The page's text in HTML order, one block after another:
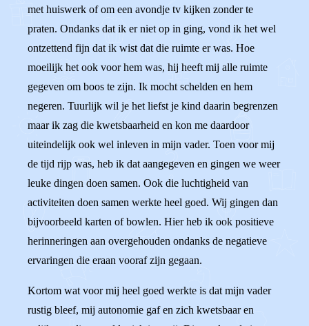
met huiswerk of om een avondje tv kijken zonder te
praten. Ondanks dat ik er niet op in ging, vond ik het wel
ontzettend fijn dat ik wist dat die ruimte er was. Hoe
moeilijk het ook voor hem was, hij heeft mij alle ruimte
gegeven om boos te zijn. Ik mocht schelden en hem
negeren. Tuurlijk wil je het liefst je kind daarin begrenzen
maar ik zag die kwetsbaarheid en kon me daardoor
uiteindelijk ook wel inleven in mijn vader. Toen voor mij
de tijd rijp was, heb ik dat aangegeven en gingen we weer
leuke dingen doen samen. Ook die luchtigheid van
activiteiten doen samen werkte heel goed. Wij gingen dan
bijvoorbeeld karten of bowlen. Hier heb ik ook positieve
herinneringen aan overgehouden ondanks de negatieve
ervaringen die eraan vooraf zijn gegaan.
Kortom wat voor mij heel goed werkte is dat mijn vader
rustig bleef, mij autonomie gaf en zich kwetsbaar en